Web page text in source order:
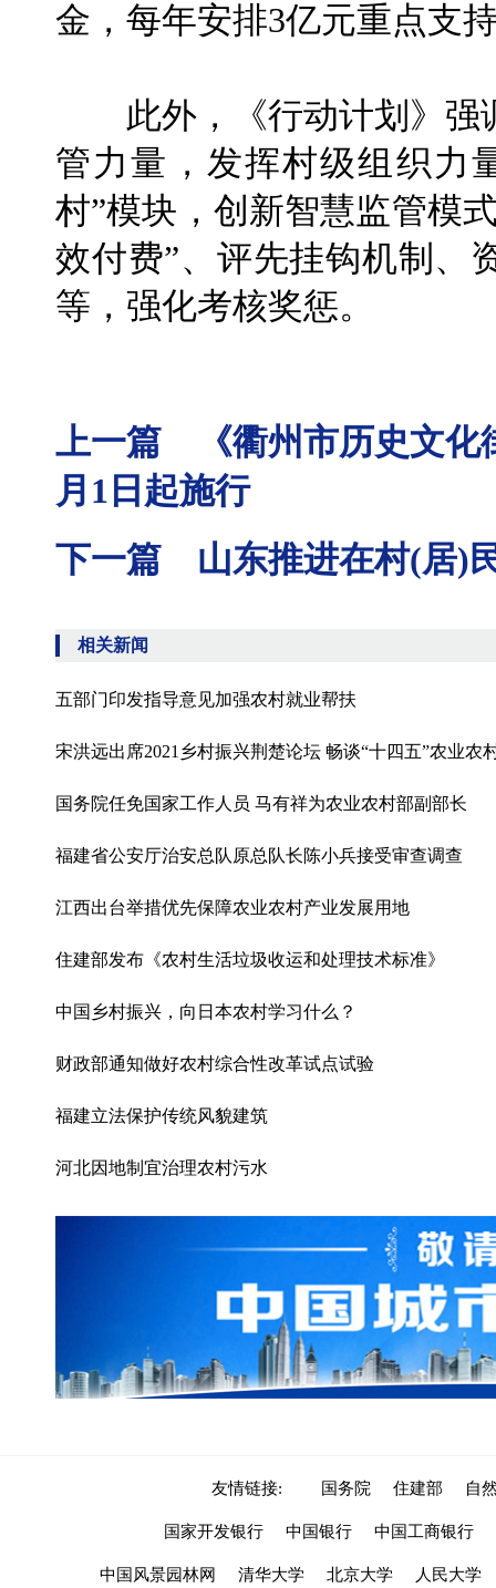
金，每年安排3亿元重点支
此外，《行动计划》强
管力量，发挥村级组织力
村”模块，创新智慧监管模
效付费”、评先挂钩机制、
等，强化考核奖惩。
上一篇 《衢州市历史文化
月1日起施行
下一篇 山东推进在村(居)
相关新闻
五部门印发指导意见加强农村就业帮扶
宋洪远出席2021乡村振兴荆楚论坛 畅谈“十四五”农业农
国务院任免国家工作人员 马有祥为农业农村部副部长
福建省公安厅治安总队原总队长陈小兵接受审查调查
江西出台举措优先保障农业农村产业发展用地
住建部发布《农村生活垃圾收运和处理技术标准》
中国乡村振兴，向日本农村学习什么？
财政部通知做好农村综合性改革试点试验
福建立法保护传统风貌建筑
河北因地制宜治理农村污水
友情链接: 国务院 住建部 自
国家开发银行 中国银行 中国工商银行
中国风景园林网 清华大学 北京大学 人民大学